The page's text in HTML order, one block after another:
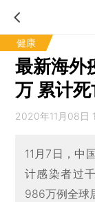
健康
最新海外
万 累计
2020年11月08日
11月7日，中
计感染者过
986万例全球